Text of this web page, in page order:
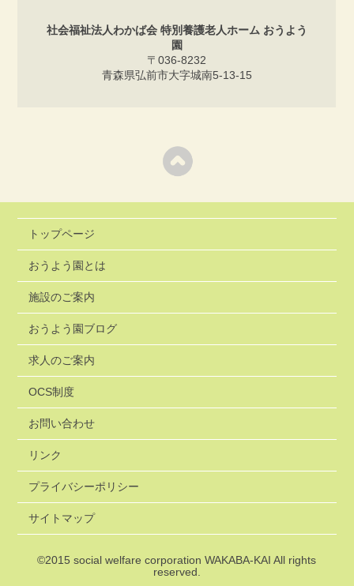
社会福祉法人わかば会 特別養護老人ホーム おうよう
園
〒036-8232
青森県弘前市大字城南5-13-15
トップページ
おうよう園とは
施設のご案内
おうよう園ブログ
求人のご案内
OCS制度
お問い合わせ
リンク
プライバシーポリシー
サイトマップ
©2015social welfare corporation WAKABA-KAI All rights
reserved.